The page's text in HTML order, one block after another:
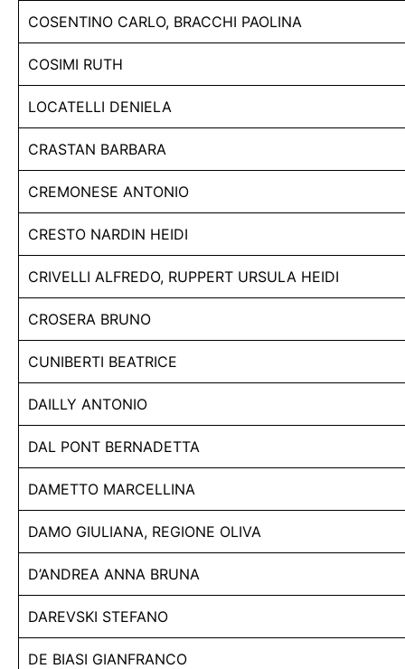
COSENTINO CARLO, BRACCHI PAOLINA
COSIMI RUTH
LOCATELLI DENIELA
CRASTAN BARBARA
CREMONESE ANTONIO
CRESTO NARDIN HEIDI
CRIVELLI ALFREDO, RUPPERT URSULA HEIDI
CROSERA BRUNO
CUNIBERTI BEATRICE
DAILLY ANTONIO
DAL PONT BERNADETTA
DAMETTO MARCELLINA
DAMO GIULIANA, REGIONE OLIVA
D’ANDREA ANNA BRUNA
DAREVSKI STEFANO
DE BIASI GIANFRANCO